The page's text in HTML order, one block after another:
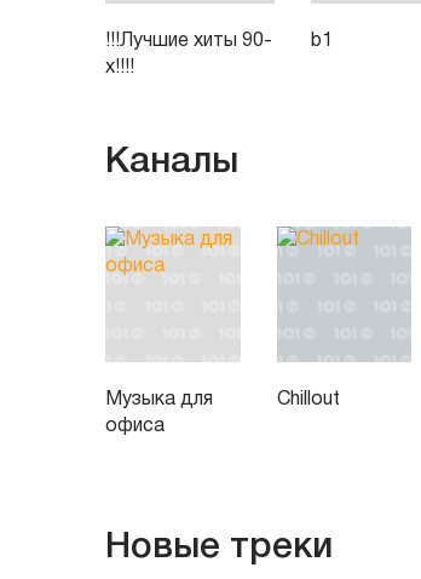
!!!Лучшие хиты 90-
х!!!!
b1
Каналы
Музыка для
офиса
Chillout
Новые треки